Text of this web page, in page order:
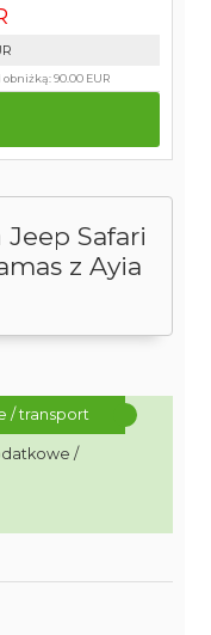
Safari
z Ayia
/ transport
/
obniżką:90.00 EUR